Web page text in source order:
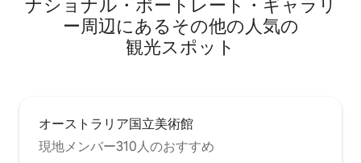
ナショナル・ポートレート・ギャラリ
ー⁠周⁠辺⁠に⁠あ⁠るそ⁠の⁠他⁠の人⁠気⁠の
観⁠光⁠ス⁠ポ⁠ッ⁠ト
オーストラリア国立美術館
現地メンバー310人のおすすめ